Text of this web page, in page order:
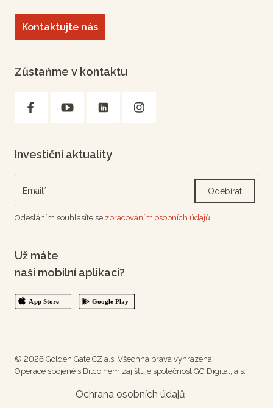
Kontaktujte nás
Zůstaňme v kontaktu
Investiční aktuality
Odebírat
Odesláním souhlasíte se zpracováním osobních údajů.
Už máte
naši mobilní aplikaci?
© 2026 Golden Gate CZ a.s. Všechna práva vyhrazena.
Operace spojené s Bitcoinem zajišťuje společnost GG Digital, a.s.
Ochrana osobních údajů